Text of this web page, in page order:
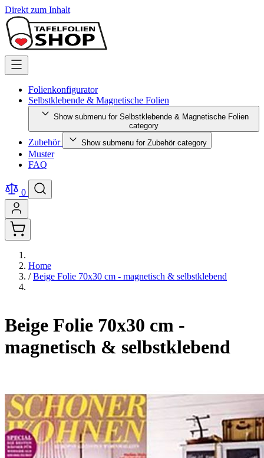
Direkt zum Inhalt
Folienkonfigurator
Selbstklebende & Magnetische Folien
Show submenu for Selbstklebende & Magnetische Folien
category
Zubehör Show submenu for Zubehör category
Muster
FAQ
0
Home
/ Beige Folie 70x30 cm - magnetisch & selbstklebend
Beige Folie 70x30 cm -
magnetisch & selbstklebend